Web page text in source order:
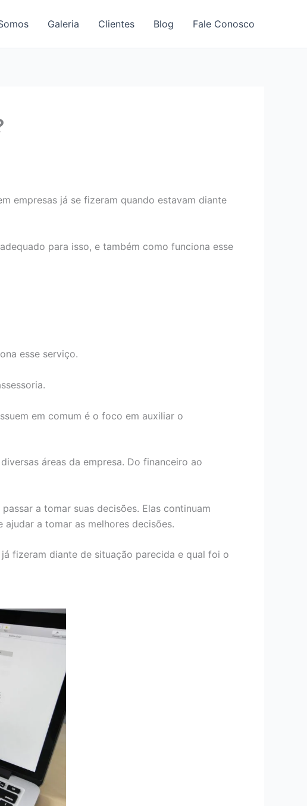
Galeria Clientes Blog Fale Conosco
empresas já se fizeram quando estavam diante
para isso, e também como funciona esse
esse serviço.
em comum é o foco em auxiliar o
áreas da empresa. Do financeiro ao
a tomar suas decisões. Elas continuam
a tomar as melhores decisões.
fizeram diante de situação parecida e qual foi o